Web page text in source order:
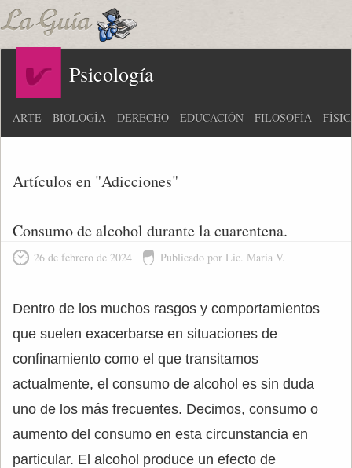
Psicología
ARTE BIOLOGÍA DERECHO EDUCACIÓN FILOSOFÍA
Artículos en "Adicciones"
Consumo de alcohol durante la cuarentena.
26 de febrero de 2024 Publicado por Lic. Maria V.
Dentro de los muchos rasgos y comportamientos
que suelen exacerbarse en situaciones de
confinamiento como el que transitamos
actualmente, el consumo de alcohol es sin duda
uno de los más frecuentes. Decimos, consumo o
aumento del consumo en esta circunstancia en
particular. El alcohol produce un efecto de